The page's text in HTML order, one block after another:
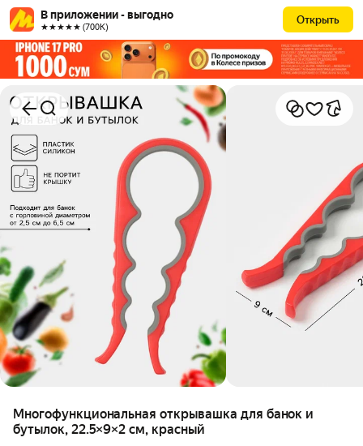
В приложении - выгодно
★★★★★ (700К)
Открыть
Многофункциональная открывашка для банок и
бутылок, 22.5×9×2 см, красный